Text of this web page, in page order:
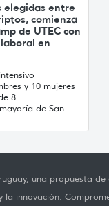
elegidas entre
comienza
de UTEC con
en
y 10 mujeres
8
de San
una propuesta
innovación.